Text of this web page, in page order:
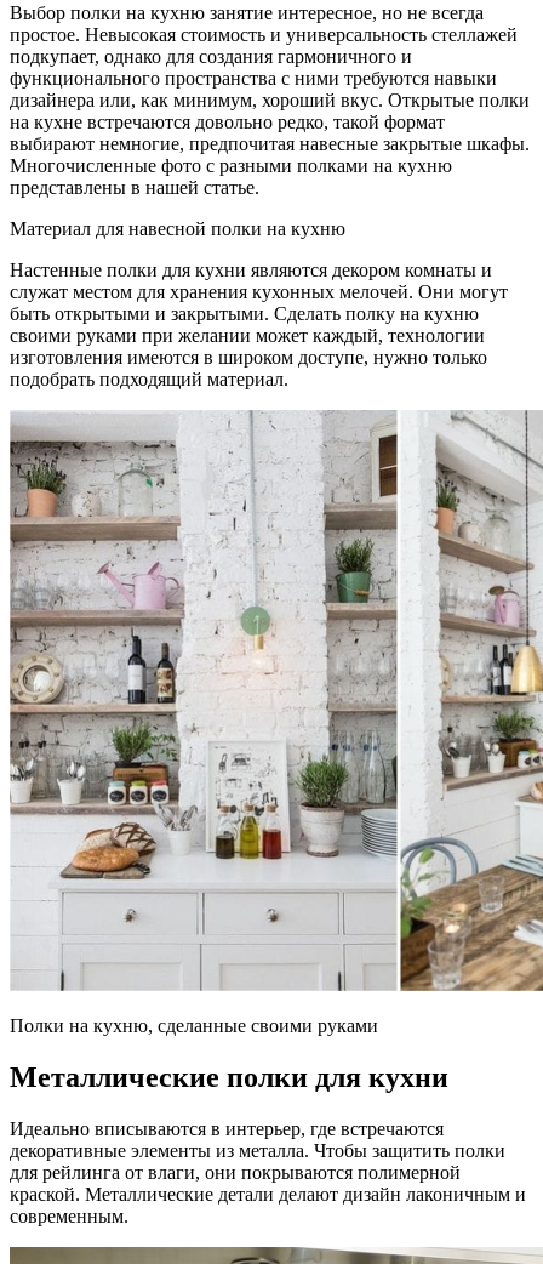
Выбор полки на кухню занятие интересное, но не всегда
простое. Невысокая стоимость и универсальность стеллажей
подкупает, однако для создания гармоничного и
функционального пространства с ними требуются навыки
дизайнера или, как минимум, хороший вкус. Открытые полки
на кухне встречаются довольно редко, такой формат
выбирают немногие, предпочитая навесные закрытые шкафы.
Многочисленные фото с разными полками на кухню
представлены в нашей статье.
Материал для навесной полки на кухню
Настенные полки для кухни являются декором комнаты и
служат местом для хранения кухонных мелочей. Они могут
быть открытыми и закрытыми. Сделать полку на кухню
своими руками при желании может каждый, технологии
изготовления имеются в широком доступе, нужно только
подобрать подходящий материал.
Полки на кухню, сделанные своими руками
Металлические полки для кухни
Идеально вписываются в интерьер, где встречаются
декоративные элементы из металла. Чтобы защитить полки
для рейлинга от влаги, они покрываются полимерной
краской. Металлические детали делают дизайн лаконичным и
современным.